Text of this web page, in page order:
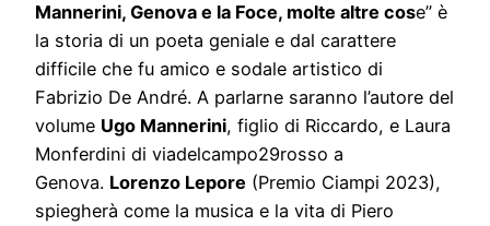
Mannerini, Genova e la Foce, molte altre cose” è
la storia di un poeta geniale e dal carattere
difficile che fu amico e sodale artistico di
Fabrizio De André. A parlarne saranno l’autore del
volume Ugo Mannerini, figlio di Riccardo, e Laura
Monferdini di viadelcampo29rosso a
Genova. Lorenzo Lepore (Premio Ciampi 2023),
spiegherà come la musica e la vita di Piero